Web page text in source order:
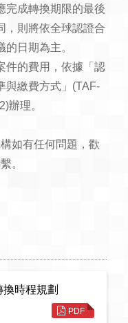
完成轉換期限的最後
，則將依全球認證合
的日期為主。
件的費用，依據「認
與繳費方式」(TAF-
辦理。
如有任何問題，歡
。
換時程規劃
PDF